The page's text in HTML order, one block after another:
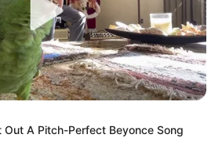
Out A Pitch-Perfect Beyonce Song